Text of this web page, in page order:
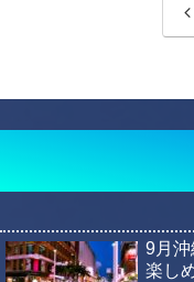
前
9月
楽し